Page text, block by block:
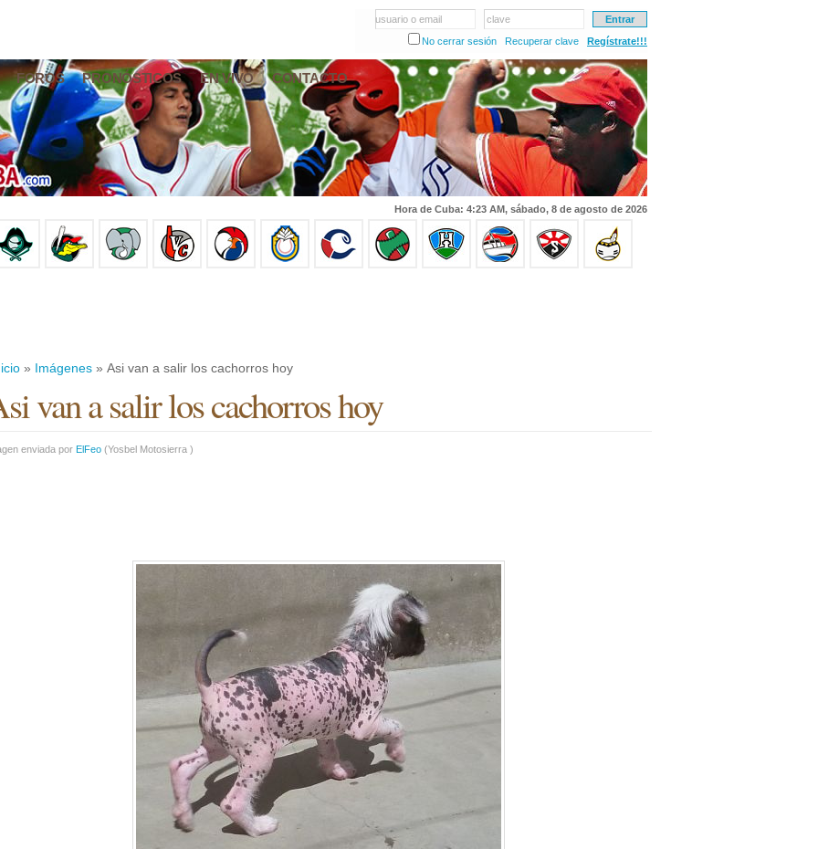
usuario o email
clave
No cerrar sesión
Recuperar clave Regístrate!!!
FOROS PRONÓSTICOS EN VIVO CONTACTO
Hora de Cuba: 4:23 AM, sábado, 8 de agosto de 2026
» Imágenes » Asi van a salir los cachorros hoy
van a salir los cachorros hoy
enviada por ElFeo (Yosbel Motosierra )